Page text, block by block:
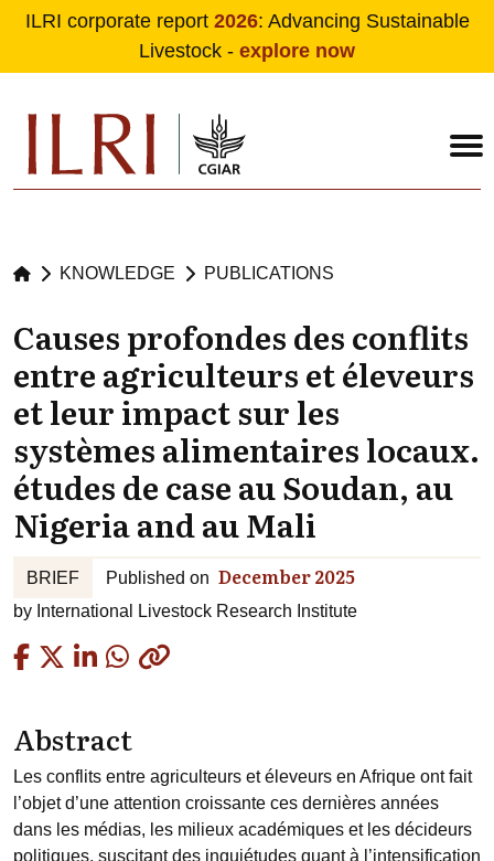
Skip to main content
ILRI corporate report 2026: Advancing Sustainable
Livestock - explore now
KNOWLEDGE PUBLICATIONS
Causes profondes des conflits
entre agriculteurs et éleveurs
et leur impact sur les
systèmes alimentaires locaux.
études de case au Soudan, au
Nigeria and au Mali
BRIEF Published on December 2025
by International Livestock Research Institute
Abstract
Les conflits entre agriculteurs et éleveurs en Afrique ont fait
l’objet d’une attention croissante ces dernières années
dans les médias, les milieux académiques et les décideurs
politiques, suscitant des inquiétudes quant à l’intensification